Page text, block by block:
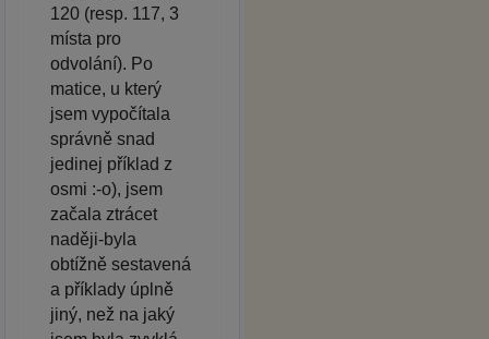
120 (resp. 117, 3
místa pro
odvolání). Po
matice, u který
jsem vypočítala
správně snad
jedinej příklad z
osmi :-o), jsem
začala ztrácet
naději-byla
obtížně sestavená
a příklady úplně
jiný, než na jaký